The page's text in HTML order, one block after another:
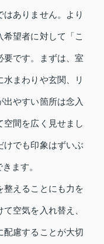
ありません。より
望者に対して「こ
要です。まずは、室
まわりや玄関、リ
出やすい箇所は念入
空間を広く見せまし
けでも印象はずいぶ
ます。
整えることにも力を
空気を入れ替え、
配慮することが大切